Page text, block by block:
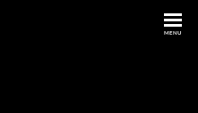
MENU